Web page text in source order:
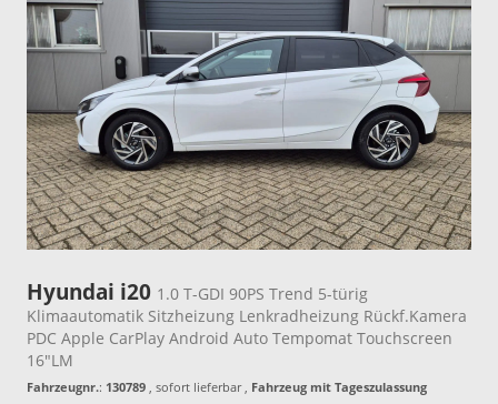
Hyundai i20 1.0 T-GDI 90PS Trend 5-türig
Klimaautomatik Sitzheizung Lenkradheizung Rückf.Kamera
PDC Apple CarPlay Android Auto Tempomat Touchscreen
16"LM
Fahrzeugnr.: 130789 , sofort lieferbar, Fahrzeug mit Tageszulassung